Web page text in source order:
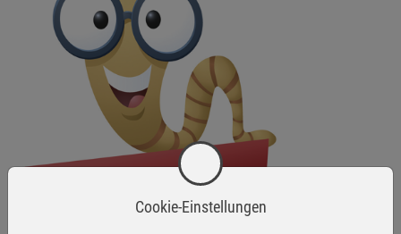
Cookie-Einstellungen